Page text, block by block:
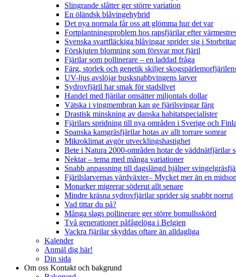
Slingrande slåtter ger större variation
En öländsk blåvingehybrid
Det nya normala får oss att glömma hur det var
Fortplantningsproblem hos rapsfjärilar efter
Svenska svartfläckiga blåvingar sprider sig i
Förskjuten blomning som försvar mot fjäril
Fjärilar som pollinerare – en laddad fråga
Färg, storlek och genetik skiljer
UV-ljus avslöjar busksnabbvingens larver
Sydrovfjäril har smak för stadslivet
Handel med fjärilar omsätter miljontals dollar
Vätska i vingmembran kan ge fjärilsvingar färg
Drastisk minskning av danska habitatspecialister
Fjärilars spridning till nya områden i Sverige och
Spanska kamgräsfjärilar hotas av allt torrare somrar
Mikroklimat avgör utvecklingshastighet
Bete i Natura 2000-områden hotar de väddnätfjärilar
Nektar – tema med många variationer
Snabb anpassning till dagslängd hjälper
Fjärilslarvernas värdväxter– Mycket mer än en
Monarker migrerar söderut allt senare
Mindre kräsna sydrovfjärilar sprider sig snabbt norrut
Vad tittar du på?
Många slags pollinerare ger större bomullsskörd
Två generationer påfågelöga i Belgien
Vackra fjärilar skyddas oftare än alldagliga
Kalender
Anmäl dig här!
Din sida
Om oss Kontakt och bakgrund